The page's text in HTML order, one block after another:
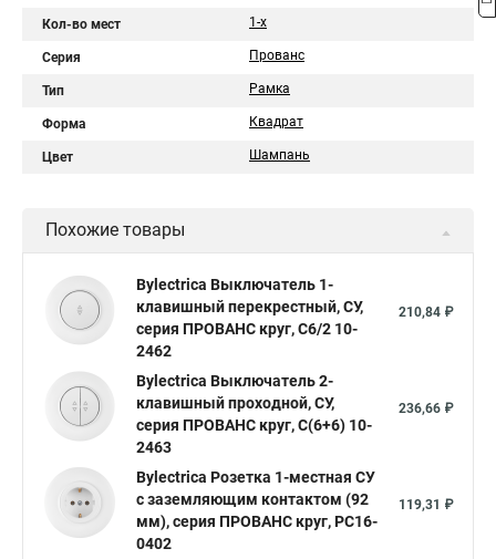
Кол-во мест 1-х
Серия Прованс
Тип Рамка
Форма Квадрат
Цвет Шампань
Похожие товары
Bylectrica Выключатель 1-
клавишный перекрестный, СУ,
серия ПРОВАНС круг, С6/2 10-
2462
210,84 ₽
Bylectrica Выключатель 2-
клавишный проходной, СУ,
серия ПРОВАНС круг, С(6+6) 10-
2463
236,66 ₽
Bylectrica Розетка 1-местная СУ
с заземляющим контактом (92
мм), серия ПРОВАНС круг, РС16-
0402
119,31 ₽